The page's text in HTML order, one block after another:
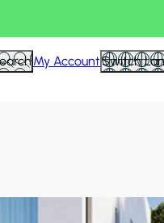
My AccountSwitch